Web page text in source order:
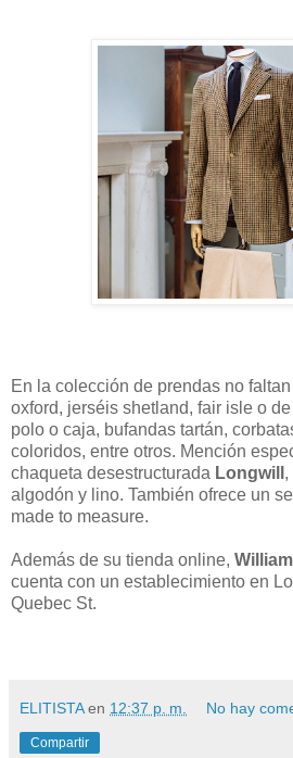
En la colección de prendas no
oxford, jerséis shetland, fair isle o
polo o caja, bufandas tartán,
coloridos, entre otros. Mención
chaqueta desestructurada Longwill ,
algodón y lino. También ofrece un
made to measure.
Además de su tienda online,
cuenta con un establecimiento en
Quebec St.
ELITISTA en 12:37 p. m. No hay
Compartir